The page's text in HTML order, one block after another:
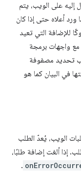
على الويب، يتم
أعلاه حتى إذا كان
للإضافة التي تعيد
مع واجهات برمجة
في البيان كما هو
الويب، يُعدّ الطلب
إذا ألغت إضافة طلبًا،
.